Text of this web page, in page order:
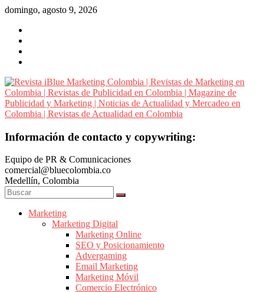
Saltar
contenido
domingo, agosto 9, 2026
Revista
Marketing
Colombia
|
Revistas
Marketing
Información de contacto y copywriting:
Equipo de PR & Comunicaciones
comercial@bluecolombia.co
Medellín, Colombia
Marketing
Marketing Digital
Marketing Online
SEO y Posicionamiento
Advergaming
Email Marketing
Marketing Móvil
Comercio Electrónico